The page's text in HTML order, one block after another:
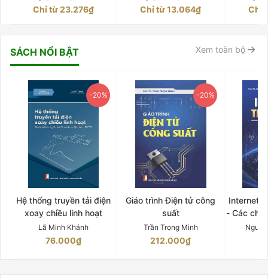
Chỉ từ 23.276₫ Chỉ từ 13.064₫ Chỉ
SÁCH NỔI BẬT Xem toàn bộ
-20%
Hệ thống truyền tải điện
xoay chiều linh hoạt
Lã Minh Khánh
76.000₫
-20%
Giáo trình Điện tử công
suất
Trần Trọng Minh
212.000₫
Internet
- Các